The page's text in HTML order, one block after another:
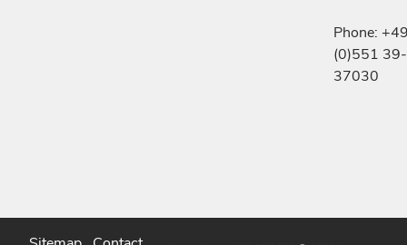
Phone:
(0)551 39-
37030